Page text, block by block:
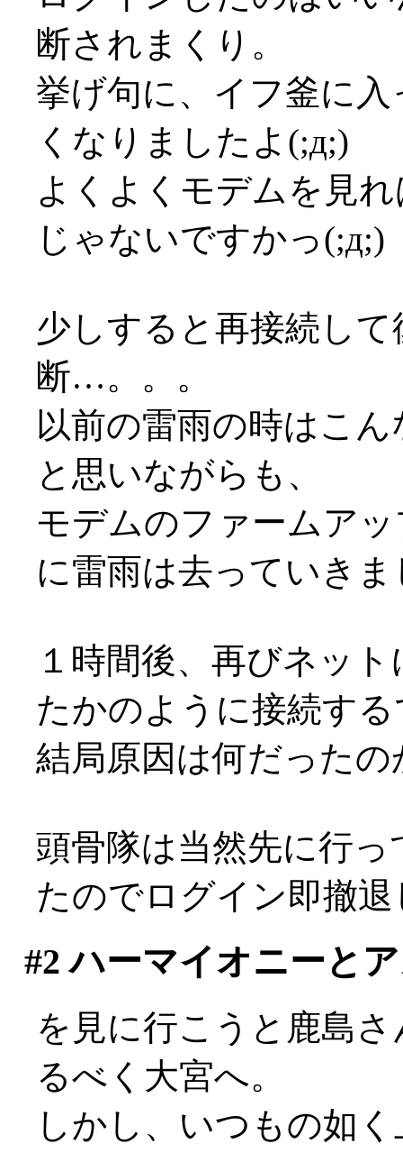
断されまくり。
挙げ句に、イフ釜に
くなりましたよ(;д;)
よくよくモデムを見
じゃないですかっ(;д;)
少しすると再接続し
断…。。。
以前の雷雨の時はこ
と思いながらも、
モデムのファームア
に雷雨は去っていき
１時間後、再びネッ
たかのように接続す
結局原因は何だった
頭骨隊は当然先に行
たのでログイン即撤
#2 ハーマイオニーと
を見に行こうと鹿島
るべく大宮へ。
しかし、いつもの如